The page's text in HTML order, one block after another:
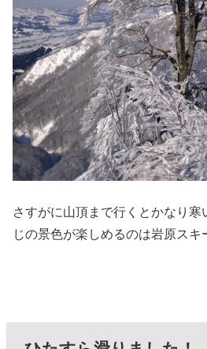
さすがに山頂まで行くとかなり
じの景色が楽しめるのは岩原スキ